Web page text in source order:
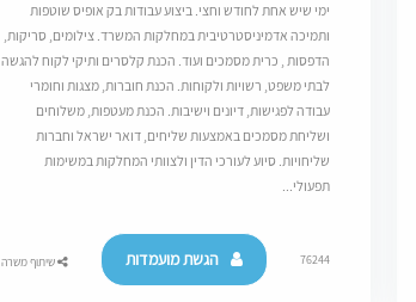
ימי שיש אחת לחודש וחצי. ביצוע עבודות בק אופיס שוטפות
ותמיכה אדמיניסטרטיבית במחלקות המשרד. צילומים, סריקות,
הדפסות , כרית מסמכים ועוד. הכנת קלסרים ותיקי לקוח להגשה
לבתי משפט, רשויות ולקוחות. הכנת חוברות, מצגות וחומרי
עבודה לפגישות, דיונים וישיבות. הכנת מעטפות, משלוחים
ושליחת מסמכים באמצעות שליחים, דואר ישראל וחברות
שליחויות. סיוע לעורכי הדין ולצוותי המחלקות במשימות
תפעולי...
76244 הגשת מועמדות שיתוף משרה